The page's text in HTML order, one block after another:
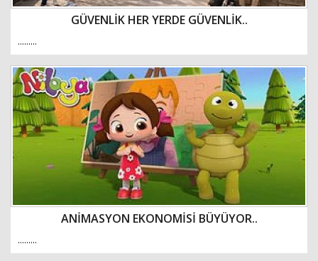
GÜVENLİK HER YERDE GÜVENLİK..
.........
ANİMASYON EKONOMİSİ BÜYÜYOR..
.........